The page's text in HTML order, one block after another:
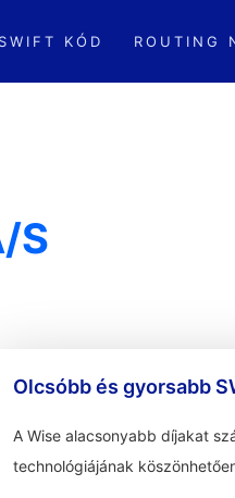
SWIFT KÓD ROUTING
S
Olcsóbb és gyorsabb
A Wise alacsonyabb díjakat
technológiájának